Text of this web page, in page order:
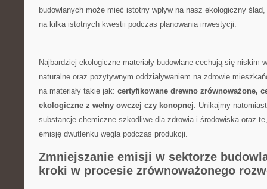
budowlanych ‌może mieć⁢ istotny wpływ na‌ nasz ekologiczny
na kilka istotnych kwestii podczas planowania inwestycji.
Najbardziej ekologiczne materiały budowlane cechują się niskim
naturalne oraz pozytywnym oddziaływaniem na zdrowie
na materiały takie‌ jak: certyfikowane drewno ‌zrównoważone,
ekologiczne z wełny owczej ​czy konopnej. Unikajmy
substancje chemiczne szkodliwe ​dla zdrowia i środowiska oraz
emisję dwutlenku węgla podczas produkcji.
Zmniejszanie emisji w sektorze
kroki w procesie zrównoważonego‍